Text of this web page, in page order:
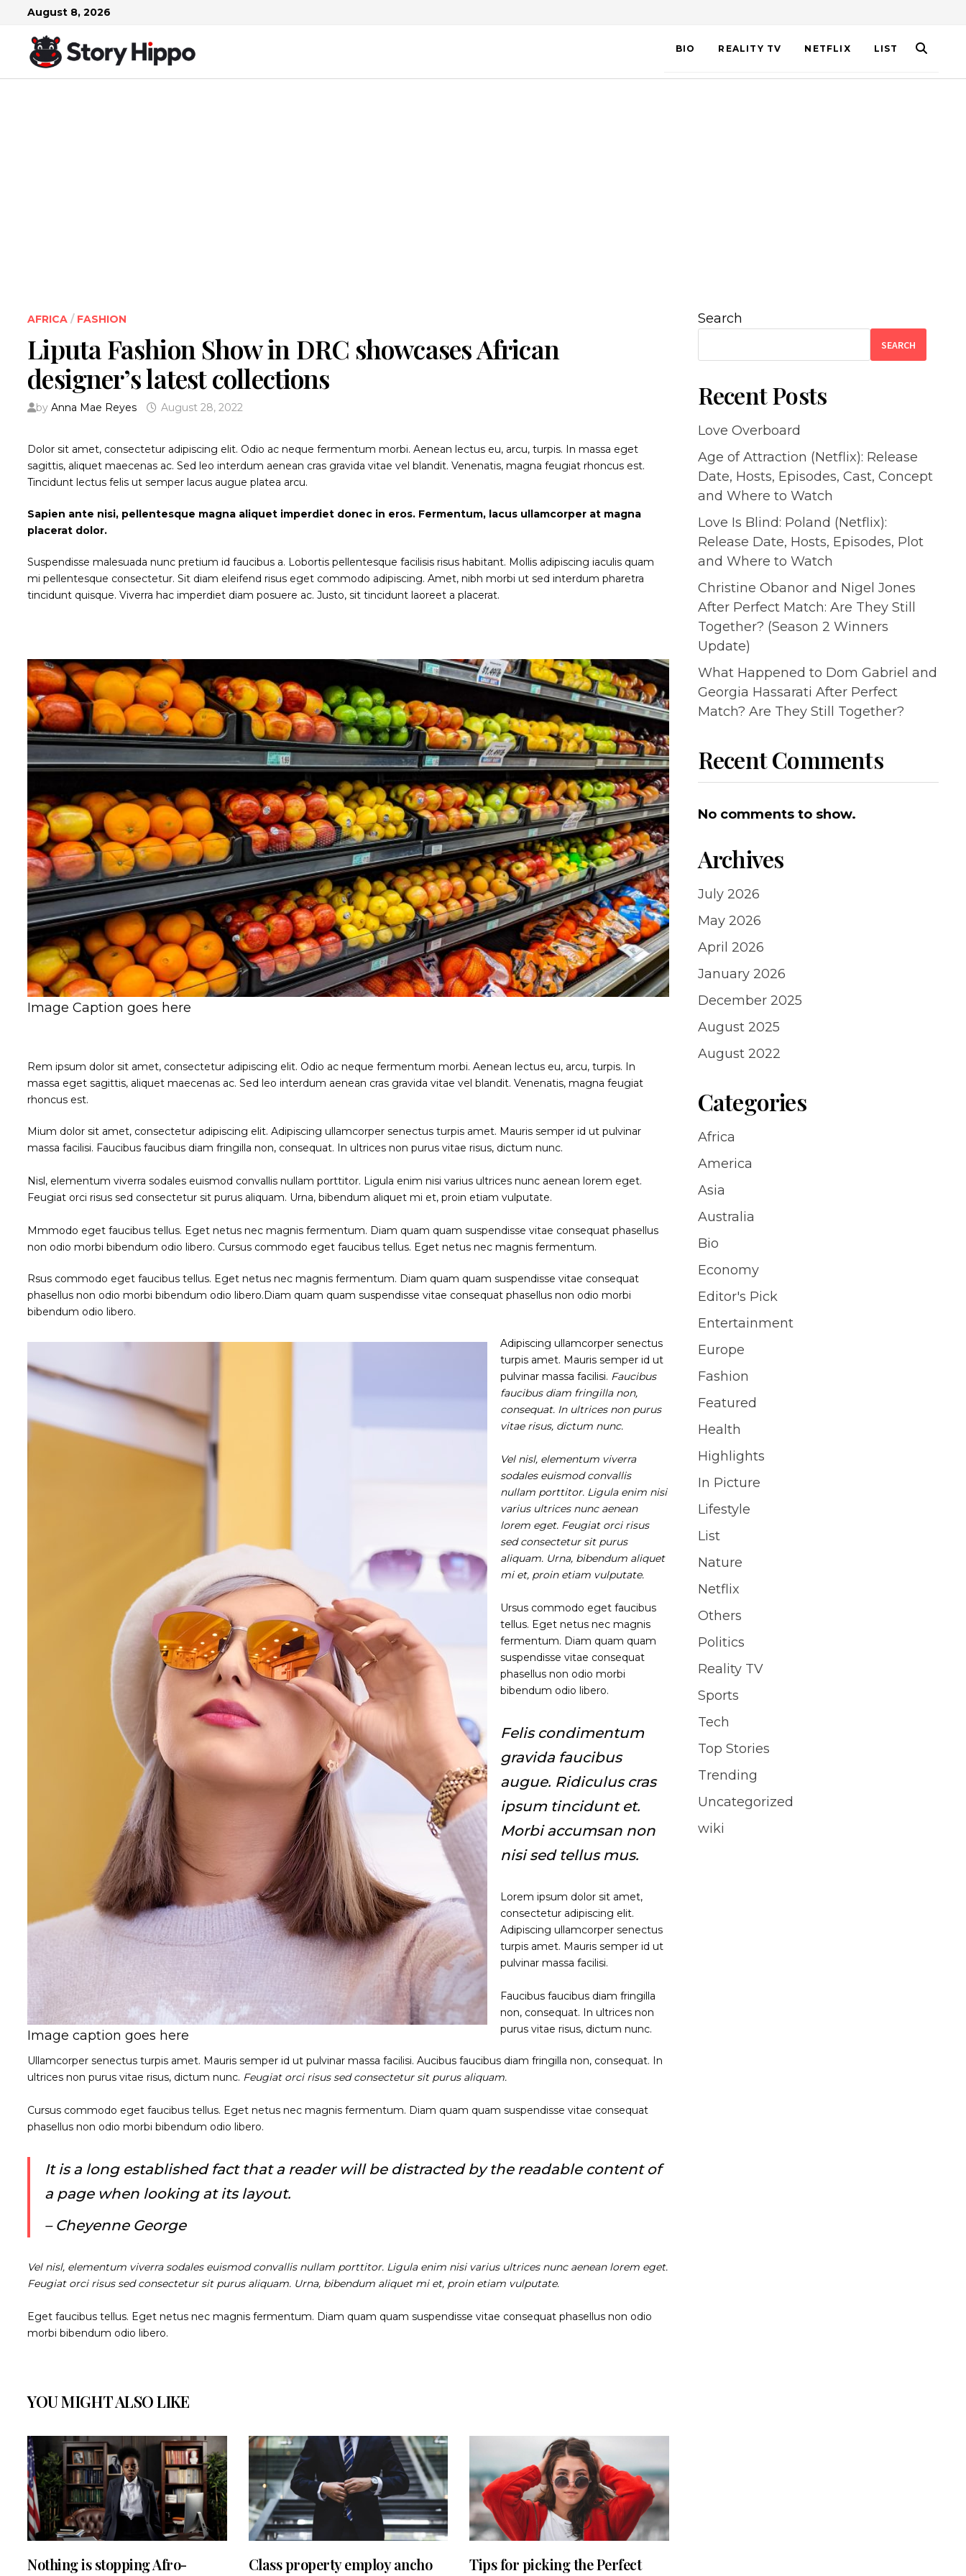
content
August 8, 2026
BIO REALITY TV NETFLIX LIST
AFRICA / FASHION
Liputa Fashion Show in DRC showcases African
designer’s latest collections
byAnna Mae Reyes August 28, 2022
Dolor sit amet, consectetur adipiscing elit. Odio ac neque fermentum morbi. Aenean lectus eu, arcu, turpis. In massa eget
sagittis, aliquet maecenas ac. Sed leo interdum aenean cras gravida vitae vel blandit. Venenatis, magna feugiat rhoncus est.
Tincidunt lectus felis ut semper lacus augue platea arcu.
Sapien ante nisi, pellentesque magna aliquet imperdiet donec in eros. Fermentum, lacus ullamcorper at magna
placerat dolor.
Suspendisse malesuada nunc pretium id faucibus a. Lobortis pellentesque facilisis risus habitant. Mollis adipiscing iaculis quam
mi pellentesque consectetur. Sit diam eleifend risus eget commodo adipiscing. Amet, nibh morbi ut sed interdum pharetra
tincidunt quisque. Viverra hac imperdiet diam posuere ac. Justo, sit tincidunt laoreet a placerat.
Image Caption goes here
Rem ipsum dolor sit amet, consectetur adipiscing elit. Odio ac neque fermentum morbi. Aenean lectus eu, arcu, turpis. In
massa eget sagittis, aliquet maecenas ac. Sed leo interdum aenean cras gravida vitae vel blandit. Venenatis, magna feugiat
rhoncus est.
Mium dolor sit amet, consectetur adipiscing elit. Adipiscing ullamcorper senectus turpis amet. Mauris semper id ut pulvinar
massa facilisi. Faucibus faucibus diam fringilla non, consequat. In ultrices non purus vitae risus, dictum nunc.
Nisl, elementum viverra sodales euismod convallis nullam porttitor. Ligula enim nisi varius ultrices nunc aenean lorem eget.
Feugiat orci risus sed consectetur sit purus aliquam. Urna, bibendum aliquet mi et, proin etiam vulputate.
Mmmodo eget faucibus tellus. Eget netus nec magnis fermentum. Diam quam quam suspendisse vitae consequat phasellus
non odio morbi bibendum odio libero. Cursus commodo eget faucibus tellus. Eget netus nec magnis fermentum.
Rsus commodo eget faucibus tellus. Eget netus nec magnis fermentum. Diam quam quam suspendisse vitae consequat
phasellus non odio morbi bibendum odio libero.Diam quam quam suspendisse vitae consequat phasellus non odio morbi
bibendum odio libero.
Image caption goes here
Adipiscing ullamcorper senectus
turpis amet. Mauris semper id ut
pulvinar massa facilisi. Faucibus
faucibus diam fringilla non,
consequat. In ultrices non purus
vitae risus, dictum nunc.
Vel nisl, elementum viverra
sodales euismod convallis
nullam porttitor. Ligula enim nisi
varius ultrices nunc aenean
lorem eget. Feugiat orci risus
sed consectetur sit purus
aliquam. Urna, bibendum aliquet
mi et, proin etiam vulputate.
Ursus commodo eget faucibus
tellus. Eget netus nec magnis
fermentum. Diam quam quam
suspendisse vitae consequat
phasellus non odio morbi
bibendum odio libero.
Felis condimentum
gravida faucibus
augue. Ridiculus cras
ipsum tincidunt et.
Morbi accumsan non
nisi sed tellus mus.
Lorem ipsum dolor sit amet,
consectetur adipiscing elit.
Adipiscing ullamcorper senectus
turpis amet. Mauris semper id ut
pulvinar massa facilisi.
Faucibus faucibus diam fringilla
non, consequat. In ultrices non
purus vitae risus, dictum nunc.
Ullamcorper senectus turpis amet. Mauris semper id ut pulvinar massa facilisi. Aucibus faucibus diam fringilla non, consequat. In
ultrices non purus vitae risus, dictum nunc. Feugiat orci risus sed consectetur sit purus aliquam.
Cursus commodo eget faucibus tellus. Eget netus nec magnis fermentum. Diam quam quam suspendisse vitae consequat
phasellus non odio morbi bibendum odio libero.
It is a long established fact that a reader will be distracted by the readable content of
a page when looking at its layout.
– Cheyenne George
Vel nisl, elementum viverra sodales euismod convallis nullam porttitor. Ligula enim nisi varius ultrices nunc aenean lorem eget.
Feugiat orci risus sed consectetur sit purus aliquam. Urna, bibendum aliquet mi et, proin etiam vulputate.
Eget faucibus tellus. Eget netus nec magnis fermentum. Diam quam quam suspendisse vitae consequat phasellus non odio
morbi bibendum odio libero.
YOU MIGHT ALSO LIKE
Nothing is stopping Afro-
Class property employ ancho
Tips for picking the Perfect
Search
SEARCH
Recent Posts
Love Overboard
Age of Attraction (Netflix): Release
Date, Hosts, Episodes, Cast, Concept
and Where to Watch
Love Is Blind: Poland (Netflix):
Release Date, Hosts, Episodes, Plot
and Where to Watch
Christine Obanor and Nigel Jones
After Perfect Match: Are They Still
Together? (Season 2 Winners
Update)
What Happened to Dom Gabriel and
Georgia Hassarati After Perfect
Match? Are They Still Together?
Recent Comments
No comments to show.
Archives
July 2026
May 2026
April 2026
January 2026
December 2025
August 2025
August 2022
Categories
Africa
America
Asia
Australia
Bio
Economy
Editor's Pick
Entertainment
Europe
Fashion
Featured
Health
Highlights
In Picture
Lifestyle
List
Nature
Netflix
Others
Politics
Reality TV
Sports
Tech
Top Stories
Trending
Uncategorized
wiki